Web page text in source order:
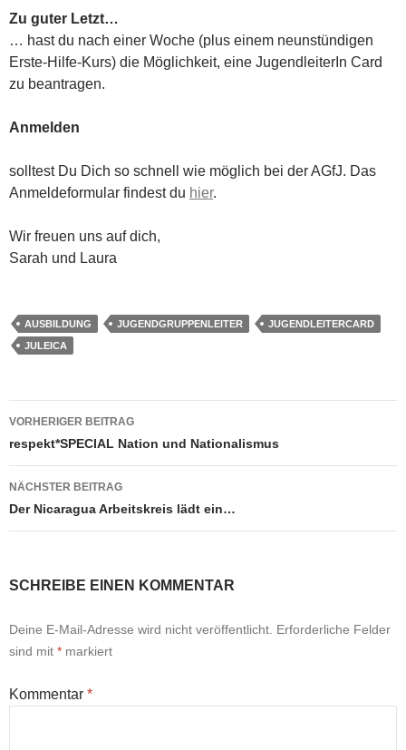
Zu guter Letzt…
… hast du nach einer Woche (plus einem neunstündigen
Erste-Hilfe-Kurs) die Möglichkeit, eine JugendleiterIn Card
zu beantragen.
Anmelden
solltest Du Dich so schnell wie möglich bei der AGfJ. Das
Anmeldeformular findest du hier.
Wir freuen uns auf dich,
Sarah und Laura
AUSBILDUNG JUGENDGRUPPENLEITER
JUGENDLEITERCARD
JULEICA
Beitragsnavigation
VORHERIGER BEITRAG
respekt*SPECIAL Nation und Nationalismus
NÄCHSTER BEITRAG
Der Nicaragua Arbeitskreis lädt ein…
SCHREIBE EINEN KOMMENTAR
Deine E-Mail-Adresse wird nicht veröffentlicht. Erforderliche Felder
sind mit * markiert
Kommentar *